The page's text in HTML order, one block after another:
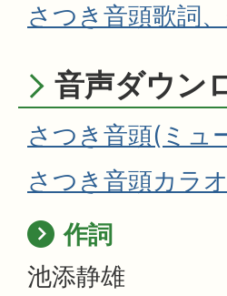
さつき音頭歌詞
音声ダウン
さつき音頭(ミュ
さつき音頭カラ
作詞
池添静雄